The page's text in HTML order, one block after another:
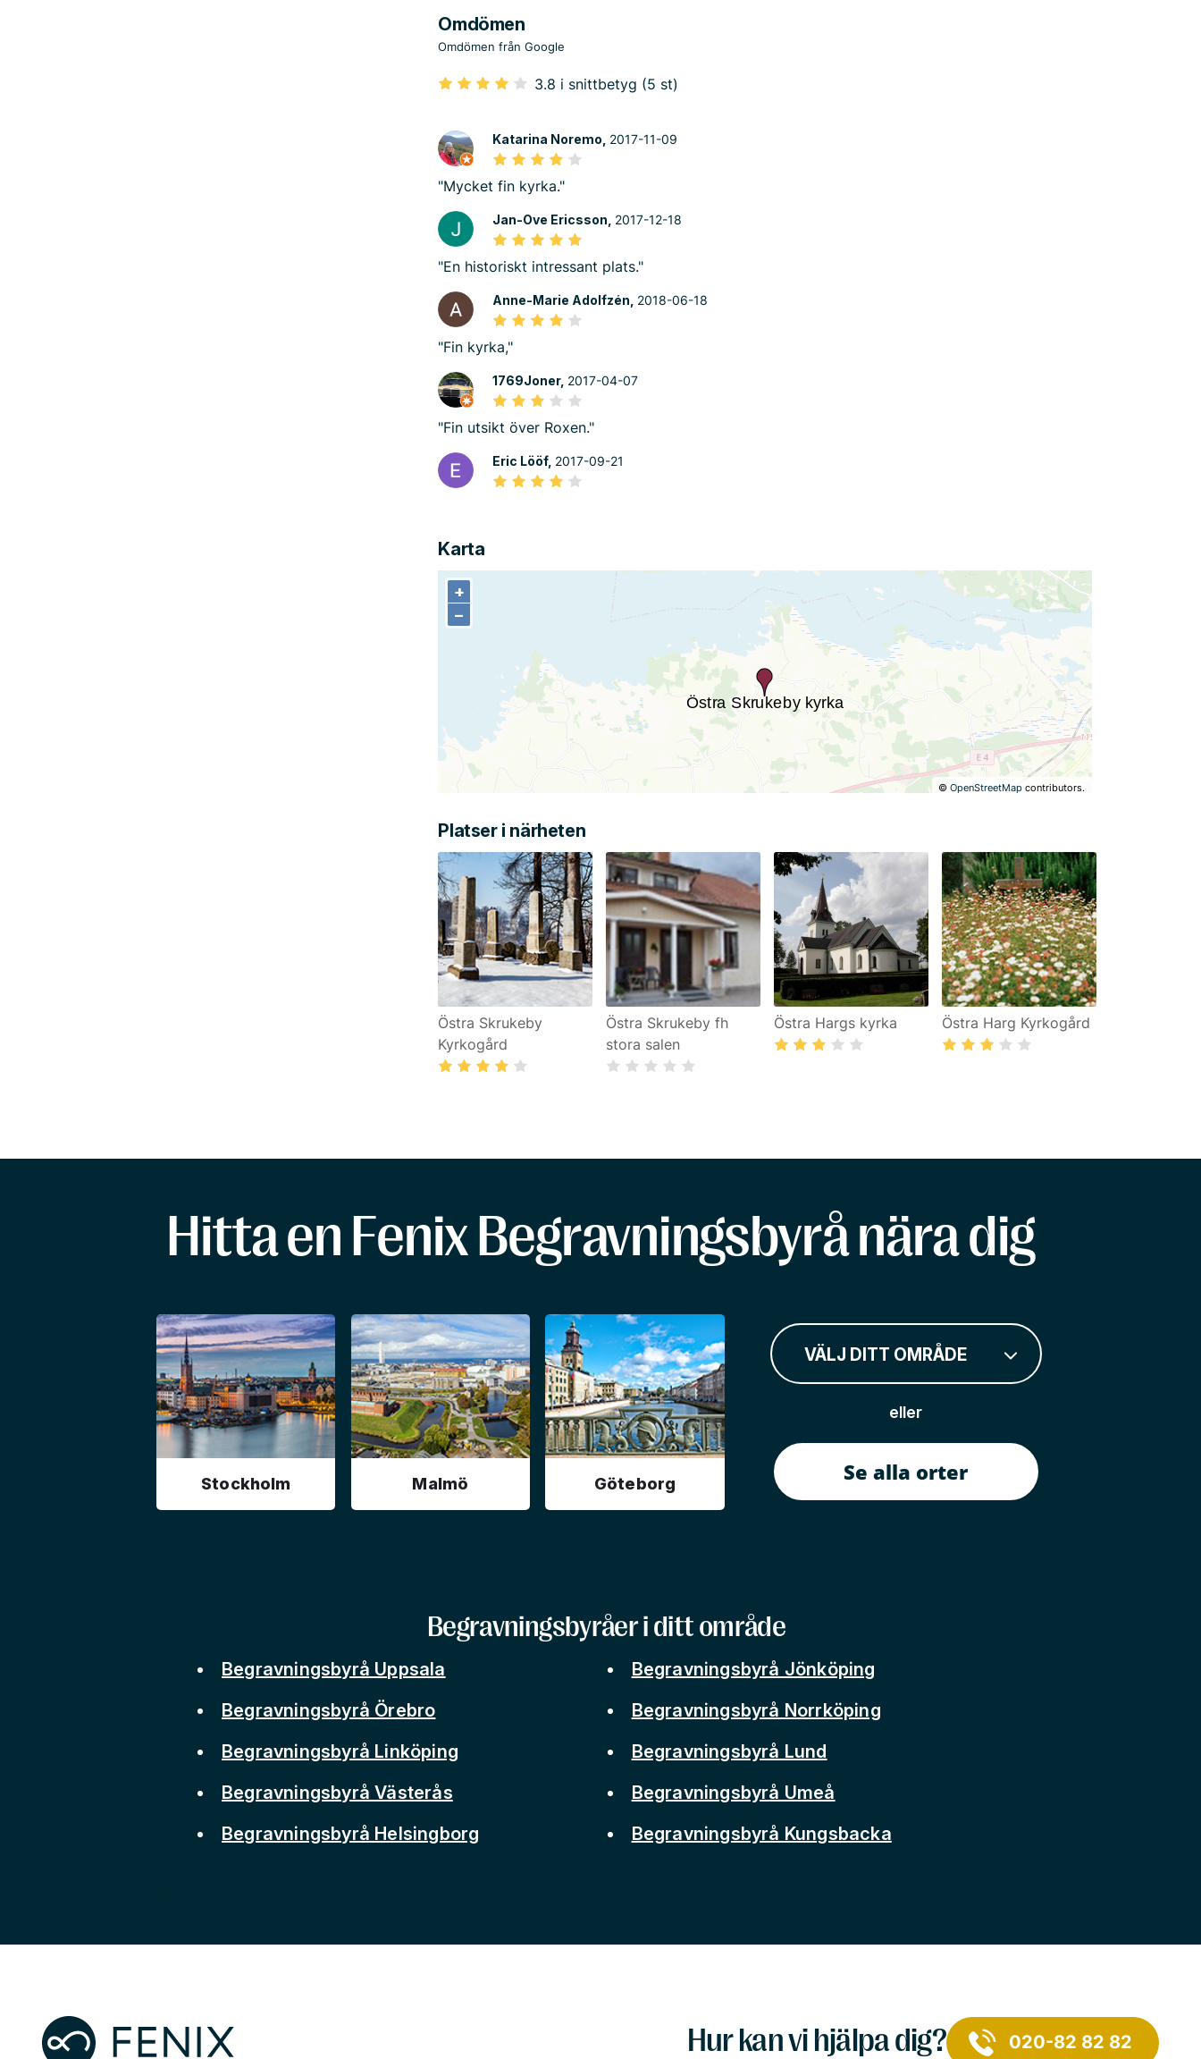
Omdömen
Omdömen från Google
3.8 i snittbetyg (5 st)
Katarina Noremo, 2017-11-09
"Mycket fin kyrka."
Jan-Ove Ericsson, 2017-12-18
"En historiskt intressant plats."
Anne-Marie Adolfzén, 2018-06-18
"Fin kyrka,"
1769Joner, 2017-04-07
"Fin utsikt över Roxen."
Eric Lööf, 2017-09-21
Karta
+
−
©OpenStreetMap contributors.
+
−
Platser i närheten
Östra Skrukeby
Kyrkogård
Östra Skrukeby fh
stora salen
Östra Hargs kyrka Östra Harg Kyrkogård
Hitta en Fenix Begravningsbyrå nära dig
Stockholm Malmö Göteborg
VÄLJ DITT OMRÅDE
eller
Se alla orter
Begravningsbyråer i ditt område
Begravningsbyrå Uppsala
Begravningsbyrå Örebro
Begravningsbyrå Linköping
Begravningsbyrå Västerås
Begravningsbyrå Helsingborg
Begravningsbyrå Jönköping
Begravningsbyrå Norrköping
Begravningsbyrå Lund
Begravningsbyrå Umeå
Begravningsbyrå Kungsbacka
Hur kan vi hjälpa dig? 020-82 82 82